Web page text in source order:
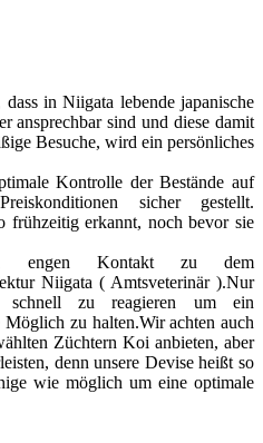
in Niigata lebende japanische
ansprechbar sind und diese damit
Besuche, wird ein persönliches
Kontrolle der Bestände auf
sicher gestellt.
frühzeitig erkannt, noch bevor sie
engen Kontakt zu dem
Niigata ( Amtsveterinär ).Nur
zu reagieren um ein
zu halten.Wir achten auch
Züchtern Koi anbieten, aber
denn unsere Devise heißt so
wie möglich um eine optimale